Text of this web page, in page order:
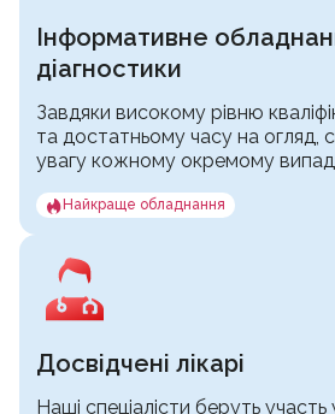
Інформативне
діагностики
Завдяки високому рівню
та достатньому часу на огляд,
увагу кожному окремому
Найкраще обладнання
Досвідчені лікарі
Наші спеціалісти беруть